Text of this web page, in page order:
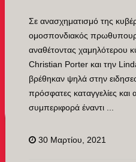
Σε ανασχηματισμό της
ομοσπονδιακός
αναθέτοντας χαμηλότερου
Christian Porter και την
βρέθηκαν ψηλά στην
πρόσφατες καταγγελίες και
συμπεριφορά έναντι ...
30 Μαρτίου, 2021